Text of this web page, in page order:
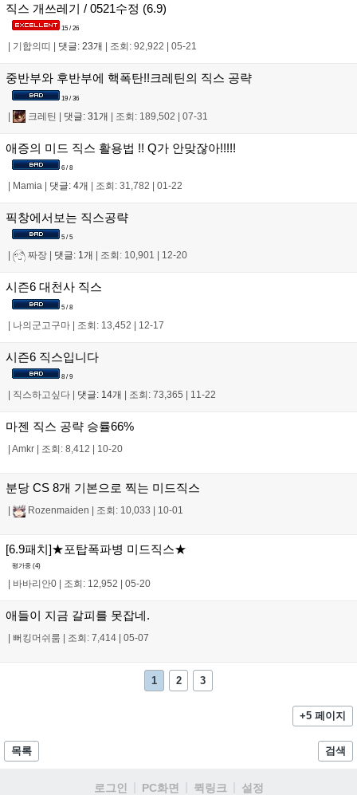
직스 개쓰레기 / 0521수정 (6.9)
15 / 26
기합의띠 댓글: 23개 조회: 92,922 05-21
중반부와 후반부에 핵폭탄!!크레틴의 직스 공략
19 / 36
| 크레틴 | 댓글: 31개 | 조회: 189,502 | 07-31
애증의 미드 직스 활용법 !! Q가 안맞잖아!!!!!
6 / 8
Mamia 댓글: 4개 조회: 31,782 01-22
픽창에서보는 직스공략
5 / 5
짜장 댓글: 1개 조회: 10,901 12-20
시즌6 대천사 직스
5 / 8
| 나의군고구마 | 조회: 13,452 | 12-17
시즌6 직스입니다
8 / 9
직스하고싶다 댓글: 14개 조회: 73,365 11-22
마젠 직스 공략 승률66%
Amkr 조회: 8,412 10-20
분당 CS 8개 기본으로 찍는 미드직스
Rozenmaiden 조회: 10,033 10-01
[6.9패치]★포탑폭파병 미드직스★
평가중 (4)
바바리안0 조회: 12,952 05-20
애들이 지금 갈피를 못잡네.
뻐킹머쉬룸 조회: 7,414 05-07
1 2 3
+5 페이지
목록 검색
로그인 PC화면 퀵링크 설정